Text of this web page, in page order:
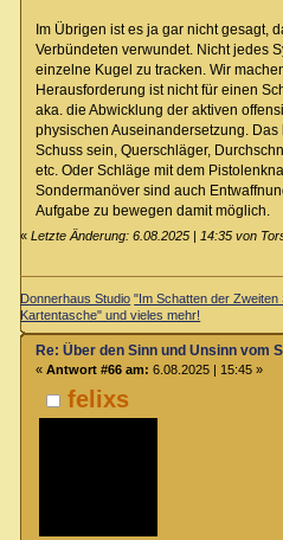
Im Übrigen ist es ja gar nicht gesagt,
Verbündeten verwundet. Nicht jedes
einzelne Kugel zu tracken. Wir
Herausforderung ist nicht für einen
aka. die Abwicklung der aktiven
physischen Auseinandersetzung.
Schuss sein, Querschläger,
etc. Oder Schläge mit dem
Sondermanöver sind auch
Aufgabe zu bewegen damit möglich.
«Letzte Änderung: 6.08.2025 | 14:35 von
Donnerhaus Studio "Im Schatten der
Kartentasche" und vieles mehr!
felixs
Re: Über den Sinn und Unsinn vom
« Antwort #66 am: 6.08.2025 | 15:45 »